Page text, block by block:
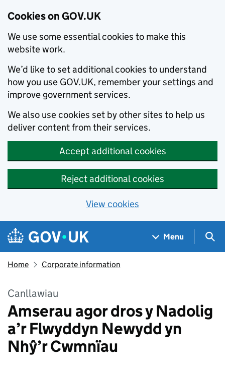
Cookies on GOV.UK
We use some essential cookies to make this
website work.
We’d like to set additional cookies to understand
how you use GOV.UK, remember your settings and
improve government services.
We also use cookies set by other sites to help us
deliver content from their services.
Accept additional cookies
Reject additional cookies
View cookies
Skip to main content
Navigation menu
Menu
Home Corporate information
Canllawiau
Amserau agor dros y Nadolig
a’r Flwyddyn Newydd yn
Nhŷ’r Cwmnïau